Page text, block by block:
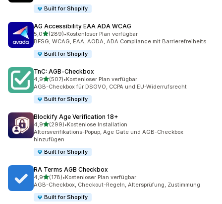
Built for Shopify
AG Accessibility EAA ADA WCAG
5,0von 5 Sternen
(289)
289 Rezensionen insgesamt
•Kostenloser Plan verfügbar
BFSG, WCAG, EAA, AODA, ADA Compliance mit Barrierefreiheits
Built for Shopify
TnC: AGB‑Checkbox
4,9von 5 Sternen
(507)
507 Rezensionen insgesamt
•Kostenloser Plan verfügbar
AGB-Checkbox für DSGVO, CCPA und EU-Widerrufsrecht
Built for Shopify
Blockify Age Verification 18+
4,9von 5 Sternen
(299)
299 Rezensionen insgesamt
•Kostenlose Installation
Altersverifikations-Popup, Age Gate und AGB-Checkbox
hinzufügen
Built for Shopify
RA Terms AGB Checkbox
4,9von 5 Sternen
(178)
178 Rezensionen insgesamt
•Kostenloser Plan verfügbar
AGB-Checkbox, Checkout-Regeln, Altersprüfung, Zustimmung
Built for Shopify